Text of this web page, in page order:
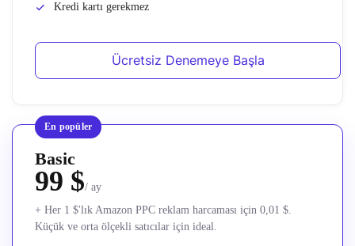
Kredi kartı gerekmez
Ücretsiz Denemeye Başla
En popüler
Basic
99 $/ ay
+ Her 1 $'lık Amazon PPC reklam harcaması için 0,01 $.
Küçük ve orta ölçekli satıcılar için ideal.